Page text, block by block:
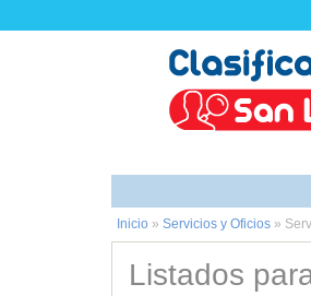
Inicio » Servicios y Oficios »
Listados